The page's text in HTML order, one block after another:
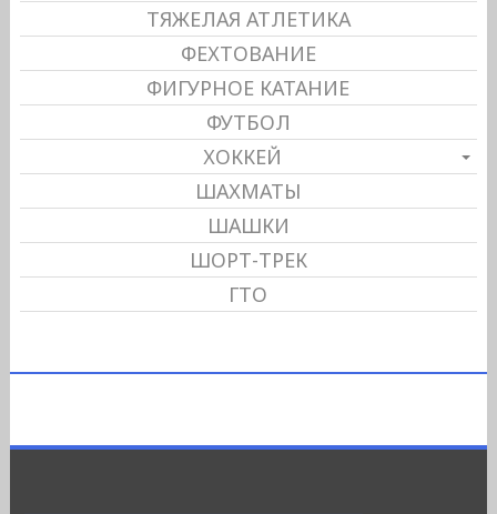
ТЯЖЕЛАЯ АТЛЕТИКА
ФЕХТОВАНИЕ
ФИГУРНОЕ КАТАНИЕ
ФУТБОЛ
ХОККЕЙ
ШАХМАТЫ
ШАШКИ
ШОРТ-ТРЕК
ГТО